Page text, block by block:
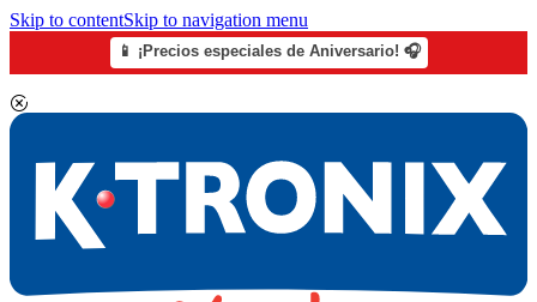
Skip to contentSkip to navigation menu
📱 ¡Precios especiales de Aniversario! 🎧